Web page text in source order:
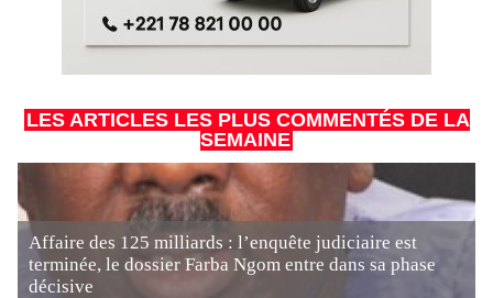
LES ARTICLES LES PLUS COMMENTÉS DE LA
SEMAINE
Affaire des 125 milliards : l’enquête judiciaire est
terminée, le dossier Farba Ngom entre dans sa phase
décisive